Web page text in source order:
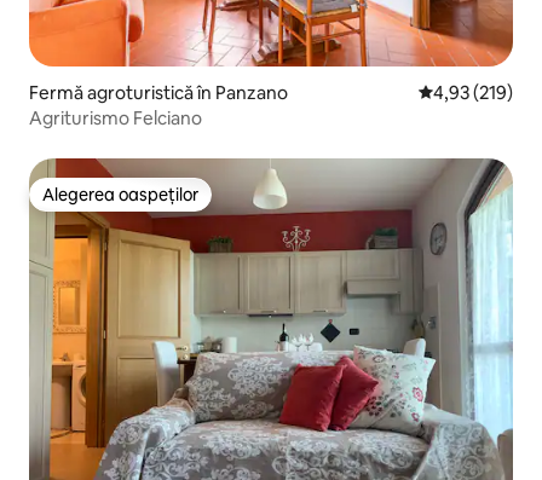
Fermă agroturistică în Panzano Scor mediu de
4,93 (219)
Agriturismo Felciano
Alegerea oaspeților
Alegerea oaspeților